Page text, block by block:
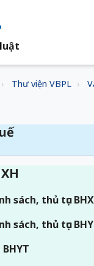
Thư viện VBPL
sách, thủ tục
sách, thủ tục